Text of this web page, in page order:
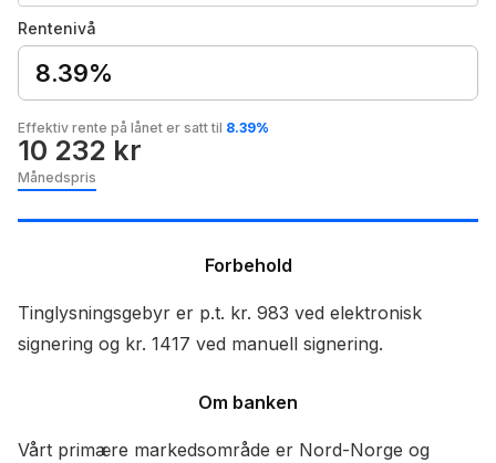
Rentenivå
8.39%
Effektiv rente på lånet er satt til 8.39%
10 232 kr
Månedspris
Forbehold
Tinglysningsgebyr er p.t. kr. 983 ved elektronisk
signering og kr. 1417 ved manuell signering.
Om banken
Vårt primære markedsområde er Nord-Norge og